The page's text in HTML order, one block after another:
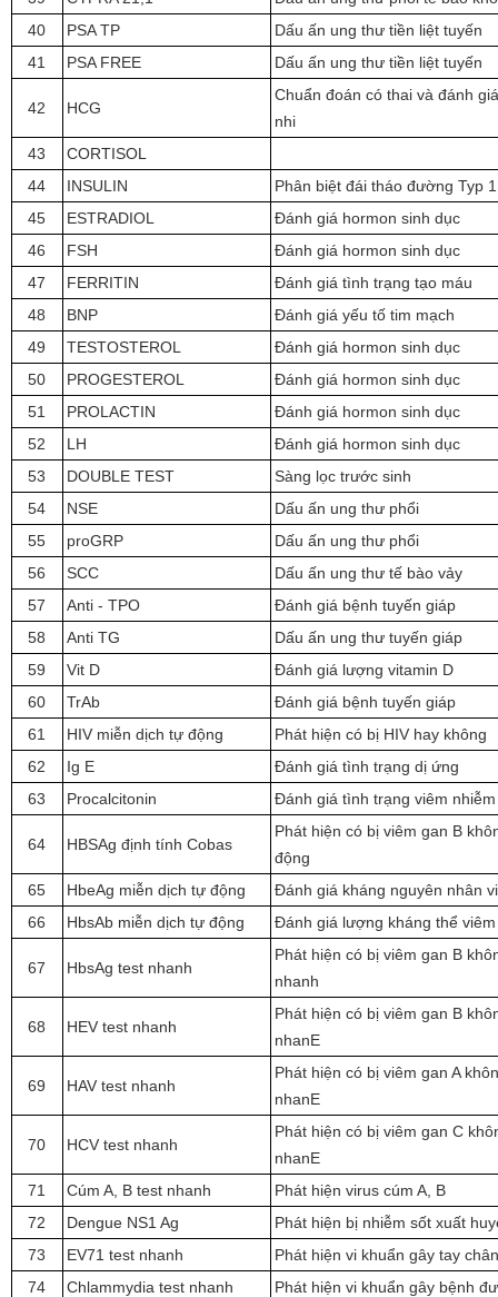
40
PSA TP
Dấu ấn ung thư tiền liệt tuyến
41
PSA FREE Dấu ấn ung thư tiền liệt tuyến
42 HCG
Chuẩn đoán có thai và đánh
nhi
43
CORTISOL
44
INSULIN
Phân biệt đái tháo đường Typ
45
ESTRADIOL
Đánh giá hormon sinh dục
46
FSH
Đánh giá hormon sinh dục
47
FERRITIN
Đánh giá tình trạng tạo máu
48
BNP
Đánh giá yếu tố tim mạch
49
TESTOSTEROL
Đánh giá hormon sinh dục
50
PROGESTEROL
Đánh giá hormon sinh dục
51
PROLACTIN
Đánh giá hormon sinh dục
52
LH
Đánh giá hormon sinh dục
53
DOUBLE TEST
Sàng lọc trước sinh
54
NSE
Dấu ấn ung thư phổi
55
proGRP
Dấu ấn ung thư phổi
56
SCC
Dấu ấn ung thư tế bào vảy
57
Anti - TPO
Đánh giá bệnh tuyến giáp
58
Anti TG
Dấu ấn ung thư tuyến giáp
59
Vit D
Đánh giá lượng vitamin D
60
TrAb
Đánh giá bệnh tuyến giáp
61
HIV miễn dịch tự động
Phát hiện có bị HIV hay không
62
Ig E
Đánh giá tình trạng dị ứng
63
Procalcitonin Đánh giá tình trạng viêm nhiễm
64 HBSAg định tính Cobas
Phát hiện có bị viêm gan B
động
65
HbeAg miễn dịch tự động
Đánh giá kháng nguyên nhân
66
HbsAb miễn dịch tự động Đánh giá lượng kháng thể
67 HbsAg test nhanh
Phát hiện có bị viêm gan B
nhanh
68 HEV test nhanh
Phát hiện có bị viêm gan B
nhanE
69 HAV test nhanh
Phát hiện có bị viêm gan A
nhanE
70 HCV test nhanh
Phát hiện có bị viêm gan C
nhanE
71
Cúm A, B test nhanh
Phát hiện virus cúm A, B
72
Dengue NS1 Ag
Phát hiện bị nhiễm sốt xuất
73
EV71 test nhanh
Phát hiện vi khuẩn gây tay
74
Chlammydia test nhanh
Phát hiện vi khuẩn gây bệnh